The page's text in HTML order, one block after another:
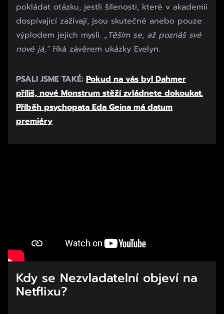
pokládat otázku, jestli šílenosti, které v akademii
dospívající zažívají, jsou skutečné anebo pouze
výplodem jejich mysli. „Těším se, až poznáš své
nové já,”říká závěrem ukázky Evelyn.
PSALI JSME TAKÉ: Pokud na vás byl Dahmer
příliš, nové Monstrum stěží zvládnete dokoukat.
Příběh psychopata Eda Geina má datum
premiéry
Kdy se Nezvladatelní objeví na
Netflixu?